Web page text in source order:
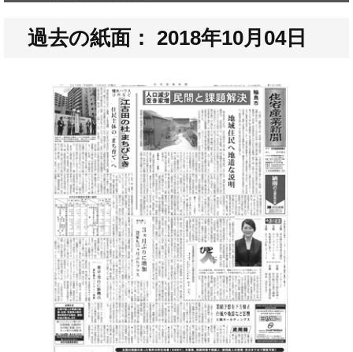
過去の紙面： 2018年10月04日